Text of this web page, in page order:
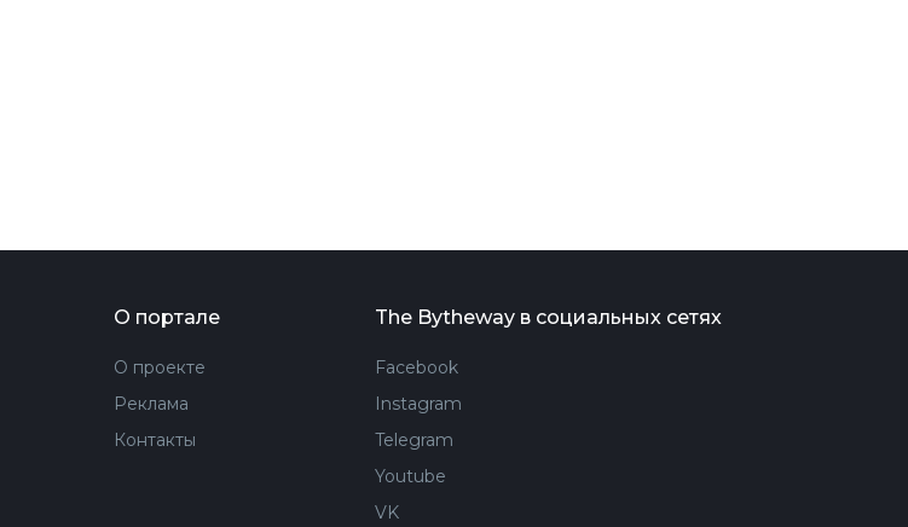
О портале
О проекте
Реклама
Контакты
The Bytheway в социальных сетях
Facebook
Instagram
Telegram
Youtube
VK